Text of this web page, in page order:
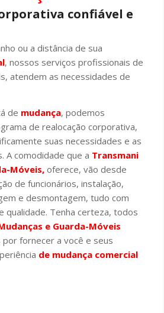
confiável e
ou a distância de sua
, nossos serviços profissionais de
atendem as necessidades de
de mudança, podemos
de realocação corporativa,
suas necessidades e as
A comodidade que a Transmani
Móveis,oferece, vão desde
de funcionários, instalação,
e desmontagem, tudo com
qualidade. Tenha certeza, todos
e Guarda-Móveis
fornecer a você e seus
de mudança comercial